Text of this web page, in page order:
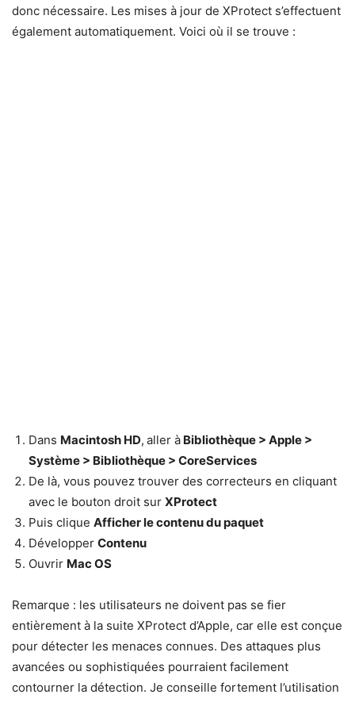
donc nécessaire. Les mises à jour de XProtect s’effectuent
également automatiquement. Voici où il se trouve :
Dans Macintosh HD, aller à Bibliothèque > Apple >
Système > Bibliothèque > CoreServices
De là, vous pouvez trouver des correcteurs en cliquant
avec le bouton droit sur XProtect
Puis clique Afficher le contenu du paquet
Développer Contenu
Ouvrir Mac OS
Remarque : les utilisateurs ne doivent pas se fier
entièrement à la suite XProtect d’Apple, car elle est conçue
pour détecter les menaces connues. Des attaques plus
avancées ou sophistiquées pourraient facilement
contourner la détection. Je conseille fortement l’utilisation